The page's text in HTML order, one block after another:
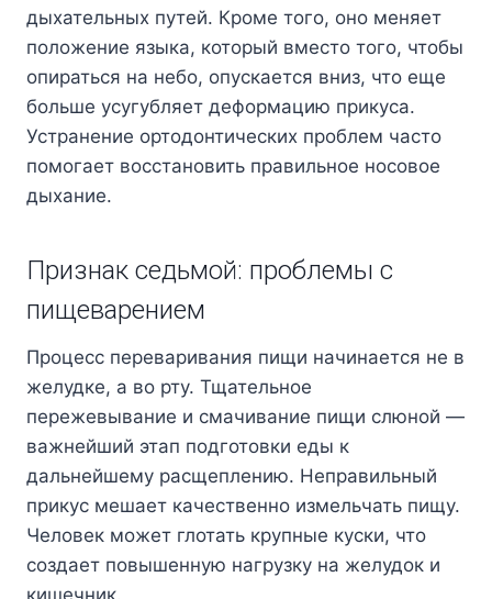
дыхательных путей. Кроме того, оно меняет
положение языка, который вместо того, чтобы
опираться на небо, опускается вниз, что еще
больше усугубляет деформацию прикуса.
Устранение ортодонтических проблем часто
помогает восстановить правильное носовое
дыхание.
Признак седьмой: проблемы с
пищеварением
Процесс переваривания пищи начинается не в
желудке, а во рту. Тщательное
пережевывание и смачивание пищи слюной —
важнейший этап подготовки еды к
дальнейшему расщеплению. Неправильный
прикус мешает качественно измельчать пищу.
Человек может глотать крупные куски, что
создает повышенную нагрузку на желудок и
кишечник.